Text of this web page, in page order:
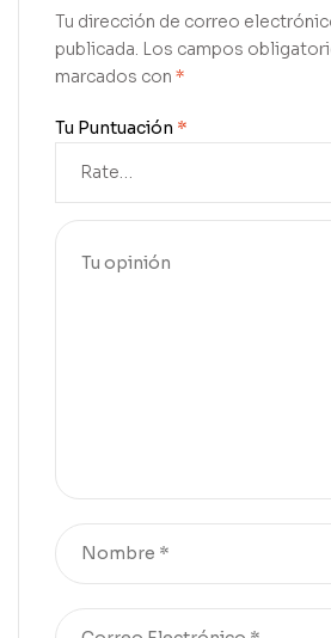
Tu dirección de correo
publicada. Los campos
marcados con *
Tu Puntuación *